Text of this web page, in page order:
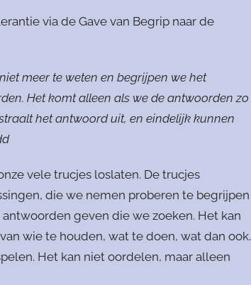
via de Gave van Begrip naar de
meer te weten en begrijpen we het
Het komt alleen als we de antwoorden zo
het antwoord uit, en eindelijk kunnen
vele trucjes loslaten. De trucjes
die we nemen proberen te begrijpen
geven die we zoeken. Het kan
wie te houden, wat te doen, wat dan ook.
Het kan niet oordelen, maar alleen